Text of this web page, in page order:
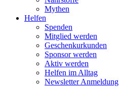
Mythen
Helfen
Spenden
Mitglied werden
Geschenkurkunden
Sponsor werden
Aktiv werden
Helfen im Alltag
Newsletter Anmeldung